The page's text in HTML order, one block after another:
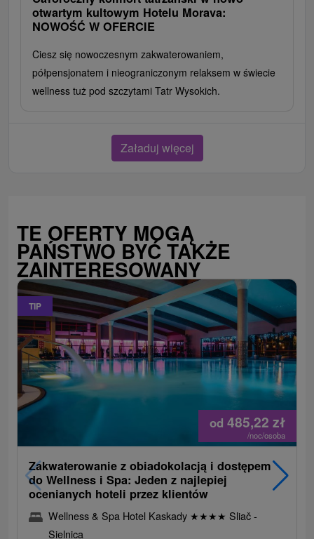
otwartym kultowym Hotelu Morava:
NOWOŚĆ W OFERCIE
Ciesz się nowoczesnym zakwaterowaniem,
półpensjonatem i nieograniczonym relaksem w świecie
wellness tuż pod szczytami Tatr Wysokich.
Załaduj więcej
TE OFERTY MOGĄ
PAŃSTWO BYĆ TAKŻE
ZAINTERESOWANY
TIP
od 485,22 zł
/noc/osoba
Zakwaterowanie z obiadokolacją i dostępem
do Wellness i Spa: Jeden z najlepiej
ocenianych hoteli przez klientów
Wellness & Spa Hotel Kaskady ★★★★ Sliač -
Sielnica